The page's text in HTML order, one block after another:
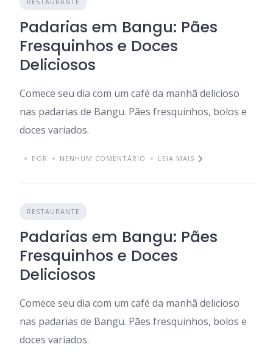
Padarias em Bangu: Pães
Fresquinhos e Doces
Deliciosos
Comece seu dia com um café da manhã delicioso
nas padarias de Bangu. Pães fresquinhos, bolos e
doces variados.
POR NENHUM COMENTÁRIO LEIA MAIS
RESTAURANTE
Padarias em Bangu: Pães
Fresquinhos e Doces
Deliciosos
Comece seu dia com um café da manhã delicioso
nas padarias de Bangu. Pães fresquinhos, bolos e
doces variados.